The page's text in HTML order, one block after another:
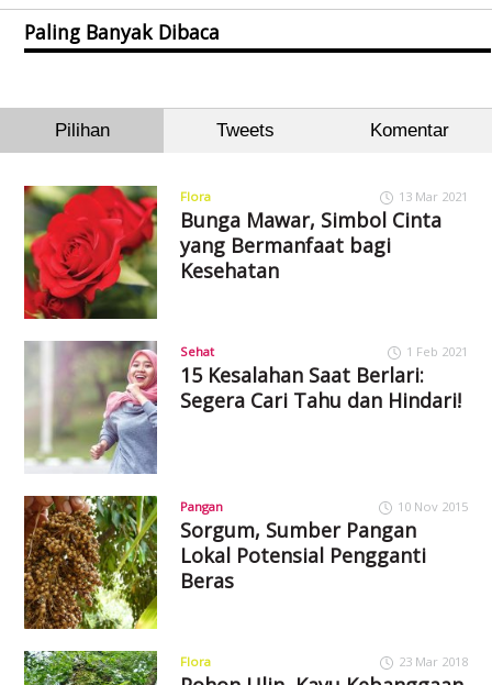
Paling Banyak Dibaca
Pilihan Tweets Komentar
Flora 13 Mar 2021
Bunga Mawar, Simbol Cinta
yang Bermanfaat bagi
Kesehatan
Sehat 1 Feb 2021
15 Kesalahan Saat Berlari:
Segera Cari Tahu dan Hindari!
Pangan 10 Nov 2015
Sorgum, Sumber Pangan
Lokal Potensial Pengganti
Beras
Flora 23 Mar 2018